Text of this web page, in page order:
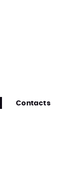
Contacts